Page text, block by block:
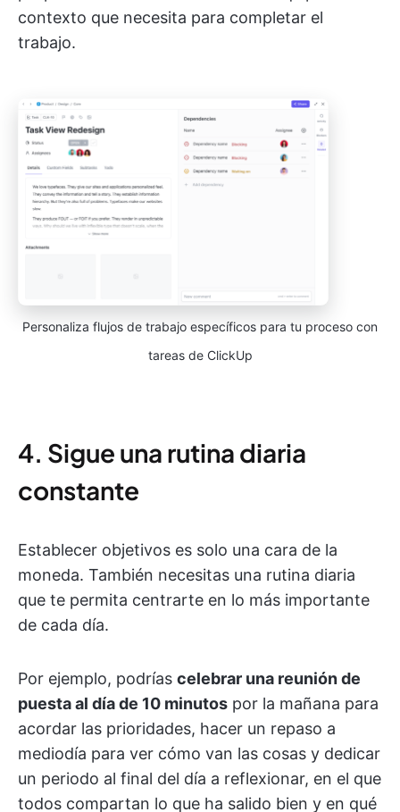
contexto que necesita para completar el
trabajo.
Personaliza flujos de trabajo específicos para tu proceso con
tareas de ClickUp
4. Sigue una rutina diaria
constante
Establecer objetivos es solo una cara de la
moneda. También necesitas una rutina diaria
que te permita centrarte en lo más importante
de cada día.
Por ejemplo, podrías celebrar una reunión de
puesta al día de 10 minutos por la mañana para
acordar las prioridades, hacer un repaso a
mediodía para ver cómo van las cosas y dedicar
un periodo al final del día a reflexionar, en el que
todos compartan lo que ha salido bien y en qué